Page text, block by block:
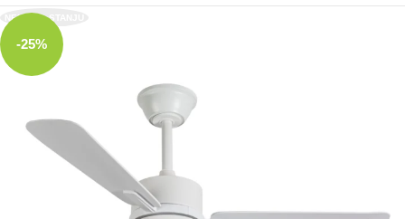
-25%
NEMA NA STANJU